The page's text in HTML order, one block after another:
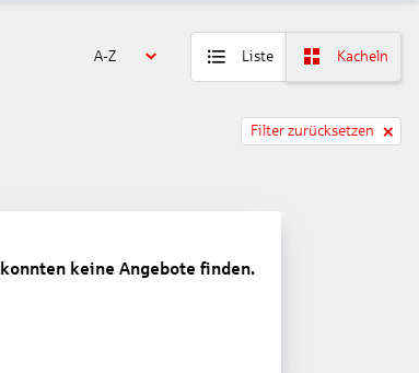
A-Z Liste Kacheln
Filter zurücksetzen
keine Angebote finden.